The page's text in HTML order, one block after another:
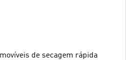
de secagem rápida